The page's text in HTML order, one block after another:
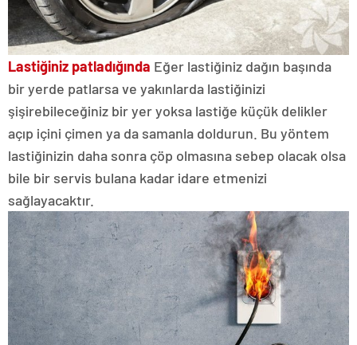
Lastiğiniz patladığında Eğer lastiğiniz dağın başında
bir yerde patlarsa ve yakınlarda lastiğinizi
şişirebileceğiniz bir yer yoksa lastiğe küçük delikler
açıp içini çimen ya da samanla doldurun. Bu yöntem
lastiğinizin daha sonra çöp olmasına sebep olacak olsa
bile bir servis bulana kadar idare etmenizi
sağlayacaktır.